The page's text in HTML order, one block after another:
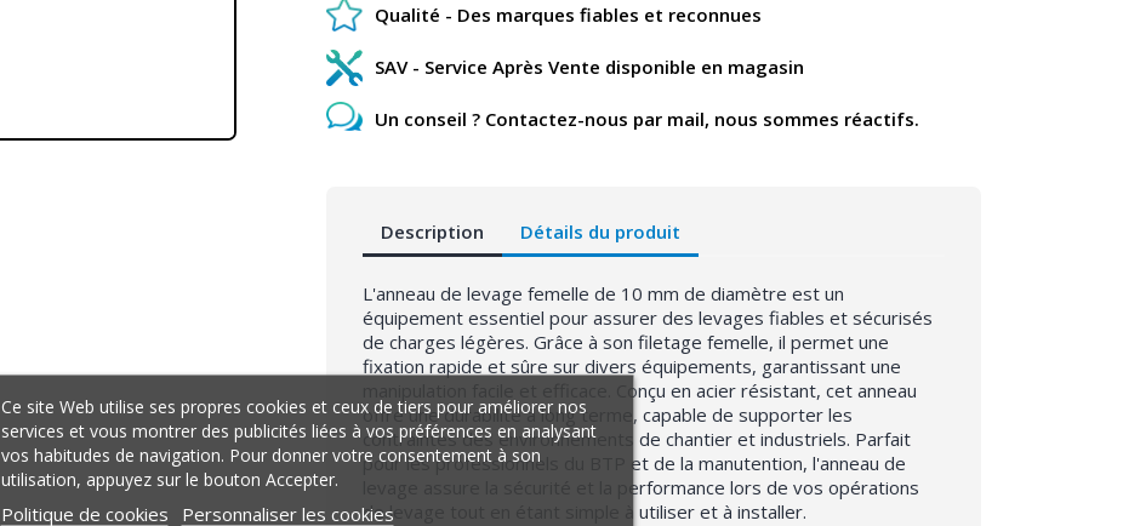
Qualité - Des marques fiables et reconnues
SAV - Service Après Vente disponible en magasin
Un conseil ? Contactez-nous par mail, nous sommes réactifs.
Description Détails du produit
L'anneau de levage femelle de 10 mm de diamètre est un
équipement essentiel pour assurer des levages fiables et sécurisés
de charges légères. Grâce à son filetage femelle, il permet une
fixation rapide et sûre sur divers équipements, garantissant une
manipulation facile et efficace. Conçu en acier résistant, cet anneau
offre une durabilité à long terme, capable de supporter les
contraintes des environnements de chantier et industriels. Parfait
pour les professionnels du BTP et de la manutention, l'anneau de
levage assure la sécurité et la performance lors de vos opérations
de levage tout en étant simple à utiliser et à installer.
Ce site Web utilise ses propres cookies et ceux de tiers pour améliorer nos
services et vous montrer des publicités liées à vos préférences en analysant
vos habitudes de navigation. Pour donner votre consentement à son
utilisation, appuyez sur le bouton Accepter.
Politique de cookies Personnaliser les cookies